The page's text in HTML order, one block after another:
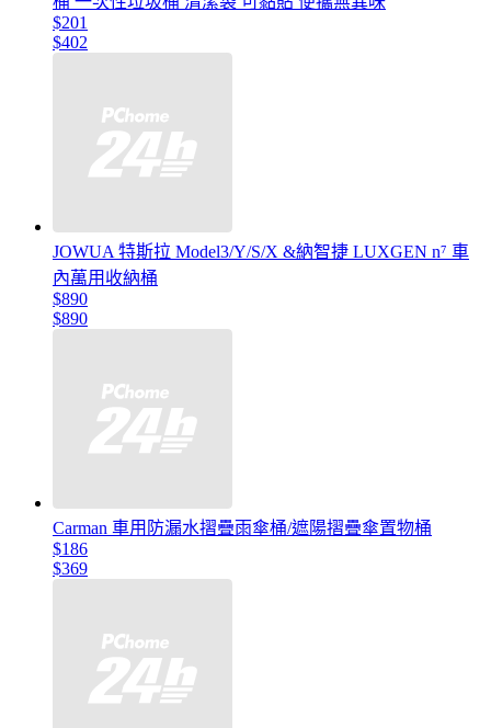
$201
$402
JOWUA 特斯拉 Model3/Y/S/X &納智捷 LUXGEN n⁷ 車
內萬用收納桶
$890
$890
Carman 車用防漏水摺疊雨傘桶/遮陽摺疊傘置物桶
$186
$369